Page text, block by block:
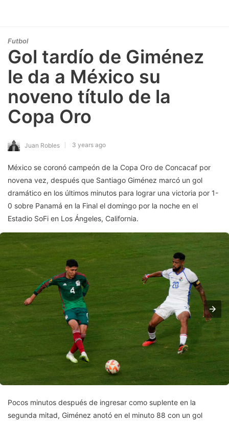
Futbol
Gol tardío de Giménez
le da a México su
noveno título de la
Copa Oro
Juan Robles 3 years ago
México se coronó campeón de la Copa Oro de Concacaf por
novena vez, después que Santiago Giménez marcó un gol
dramático en los últimos minutos para lograr una victoria por 1-
0 sobre Panamá en la Final el domingo por la noche en el
Estadio SoFi en Los Ángeles, California.
Pocos minutos después de ingresar como suplente en la
segunda mitad, Giménez anotó en el minuto 88 con un gol